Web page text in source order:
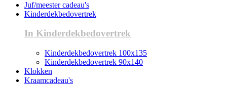
Juf/meester cadeau's
Kinderdekbedovertrek
In Kinderdekbedovertrek
Kinderdekbedovertrek 100x135
Kinderdekbedovertrek 90x140
Klokken
Kraamcadeau's